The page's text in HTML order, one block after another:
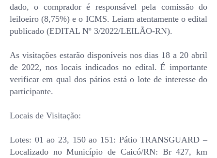
dado, o comprador é responsável pela comissão do
leiloeiro (8,75%) e o ICMS. Leiam atentamente o edital
publicado (EDITAL Nº 3/2022/LEILÃO-RN).
As visitações estarão disponíveis nos dias 18 a 20 abril
de 2022, nos locais indicados no edital. É importante
verificar em qual dos pátios está o lote de interesse do
participante.
Locais de Visitação:
Lotes: 01 ao 23, 150 ao 151: Pátio TRANSGUARD –
Localizado no Município de Caicó/RN: Br 427, km